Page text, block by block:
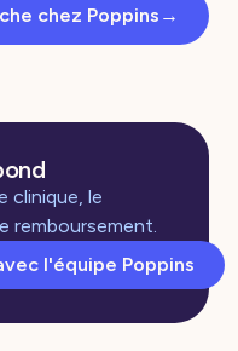
chez Poppins →
clinique, le
remboursement.
l'équipe Poppins